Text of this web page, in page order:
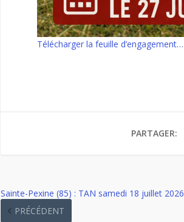
Télécharger la feuille d’engagement…
PARTAGER:
Sainte-Pexine (85) : TAN samedi 18 juillet 2026
PRÉCÉDENT